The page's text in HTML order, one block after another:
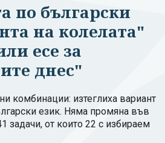
по български
на колелата"
есе за
днес"
комбинации: изтеглиха вариант
език. Няма промяна във
задачи, от които 22 с избираем